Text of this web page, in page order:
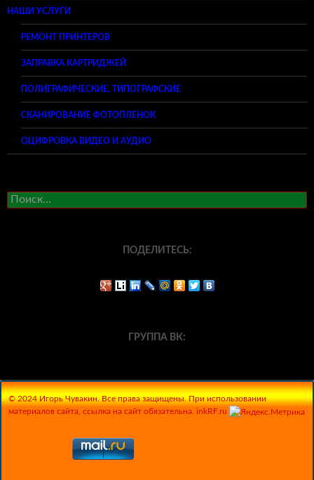
НАШИ УСЛУГИ
РЕМОНТ ПРИНТЕРОВ
ЗАПРАВКА КАРТРИДЖЕЙ
ПОЛИГРАФИЧЕСКИЕ, ТИПОГРАФСКИЕ
СКАНИРОВАНИЕ ФОТОПЛЕНОК
ОЦИФРОВКА ВИДЕО И АУДИО
Найти:
ПОДЕЛИТЕСЬ:
ГРУППА ВК:
© 2024 Игорь Чувакин. Все права защищены. При использовании
материалов сайта, ссылка на сайт обязательна. inkRF.ru